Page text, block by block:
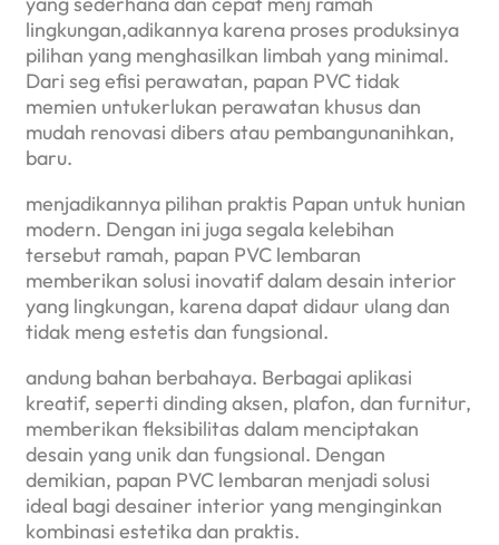
lingkungan,adikannya karena proses produksinya
pilihan yang menghasilkan limbah yang minimal.
Dari seg efisi perawatan, papan PVC tidak
memien untukerlukan perawatan khusus dan
mudah renovasi dibers atau pembangunanihkan,
baru.
menjadikannya pilihan praktis Papan untuk hunian
modern. Dengan ini juga segala kelebihan
tersebut ramah, papan PVC lembaran
memberikan solusi inovatif dalam desain interior
yang lingkungan, karena dapat didaur ulang dan
tidak meng estetis dan fungsional.
andung bahan berbahaya. Berbagai aplikasi
kreatif, seperti dinding aksen, plafon, dan furnitur,
memberikan fleksibilitas dalam menciptakan
desain yang unik dan fungsional. Dengan
demikian, papan PVC lembaran menjadi solusi
ideal bagi desainer interior yang menginginkan
kombinasi estetika dan praktis.